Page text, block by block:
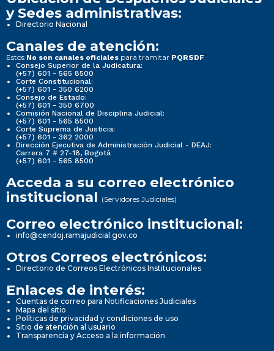
y Sedes administrativas:
Directorio Nacional
Canales de atención:
Estos No son canales oficiales para tramitar PQRSDF
Consejo Superior de la Judicatura:
(+57) 601 - 565 8500
Corte Constitucional:
(+57) 601 - 350 6200
Consejo de Estado:
(+57) 601 - 350 6700
Comisión Nacional de Disciplina Judicial:
(+57) 601 - 565 8500
Corte Suprema de Justicia:
(+57) 601 - 362 2000
Dirección Ejecutiva de Administración Judicial - DEAJ:
Carrera 7 # 27-18, Bogotá
(+57) 601 - 565 8500
Acceda a su correo electrónico
institucional (Servidores Judiciales)
Correo electrónico institucional:
info@cendoj.ramajudicial.gov.co
Otros Correos electrónicos:
Directorio de Correos Electrónicos Institucionales
Enlaces de interés:
Cuentas de correo para Notificaciones Judiciales
Mapa del sitio
Políticas de privacidad y condiciones de uso
Sitio de atención al usuario
Transparencia y Acceso a la información